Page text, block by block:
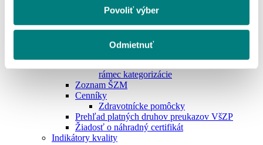
Povoliť výber
Odmietnuť
CN zdravotnícke pomôcky
Zoznam liekov
Zoznam liekov so spôsobom úhrady A, AS
rámec kategorizácie
Zoznam ŠZM
Cenníky
Zdravotnícke pomôcky
Prehľad platných druhov preukazov VšZP
Žiadosť o náhradný certifikát
Indikátory kvality